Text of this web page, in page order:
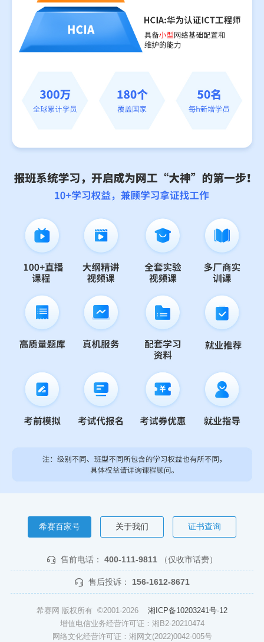
希赛百家号 关于我们 证书查询
售前电话： 400-111-9811 （仅收市话费）
售后投诉： 156-1612-8671
希赛网 版权所有 ©2001-2026 湘ICP备10203241号-12
增值电信业务经营许可证：湘B2-20210474
网络文化经营许可证：湘网文(2022)0042-005号